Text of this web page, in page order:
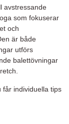
avstressande
som fokuserar
och
är både
utförs
balettövningar
får individuella tips